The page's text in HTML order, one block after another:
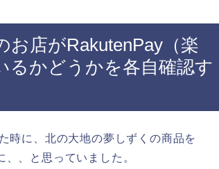
お店がRakutenPay（楽
るかどうかを各自確認す
時に、北の大地の夢しずくの商品を
、と思っていました。